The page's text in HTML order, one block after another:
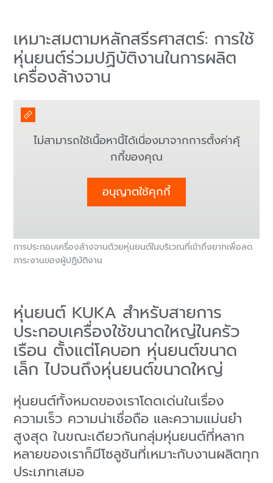
เหมาะสมตามหลักสรีรศาสตร์: การใช้
หุ่นยนต์ร่วมปฏิบัติงานในการผลิต
เครื่องล้างจาน
ไม่สามารถใช้เนื้อหานี้ได้เนื่องมาจากการตั้งค่าคุ้
กกี้ของคุณ
อนุญาตใช้คุกกี้
การประกอบเครื่องล้างจานด้วยหุ่นยนต์ในบริเวณที่เข้าถึงยากเพื่อลด
ภาระงานของผู้ปฏิบัติงาน
หุ่นยนต์ KUKA สำหรับสายการ
ประกอบเครื่องใช้ขนาดใหญ่ในครัว
เรือน ตั้งแต่โคบอท หุ่นยนต์ขนาด
เล็ก ไปจนถึงหุ่นยนต์ขนาดใหญ่
หุ่นยนต์ทั้งหมดของเราโดดเด่นในเรื่อง
ความเร็ว ความน่าเชื่อถือ และความแม่นยำ
สูงสุด ในขณะเดียวกันกลุ่มหุ่นยนต์ที่หลาก
หลายของเราก็มีโซลูชันที่เหมาะกับงานผลิตทุก
ประเภทเสมอ